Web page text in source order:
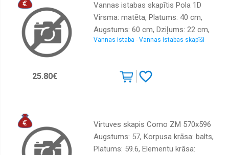
Vannas istabas skapītis Pola 1D
Virsma: matēta, Platums: 40 cm,
Augstums: 60 cm, Dziļums: 22 cm,
Materiāls: KSP, Sienas: 1, Ar spoguli:
Vannas istaba - Vannas istabas skapīši
25.80€
Virtuves skapis Como ZM 570x596
Augstums: 57, Korpusa krāsa: balts,
Platums: 59.6, Elementu krāsa: